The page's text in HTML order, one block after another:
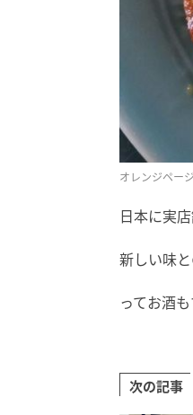
オレンジペー
日本に実
新しい味
ってお酒
次の記事